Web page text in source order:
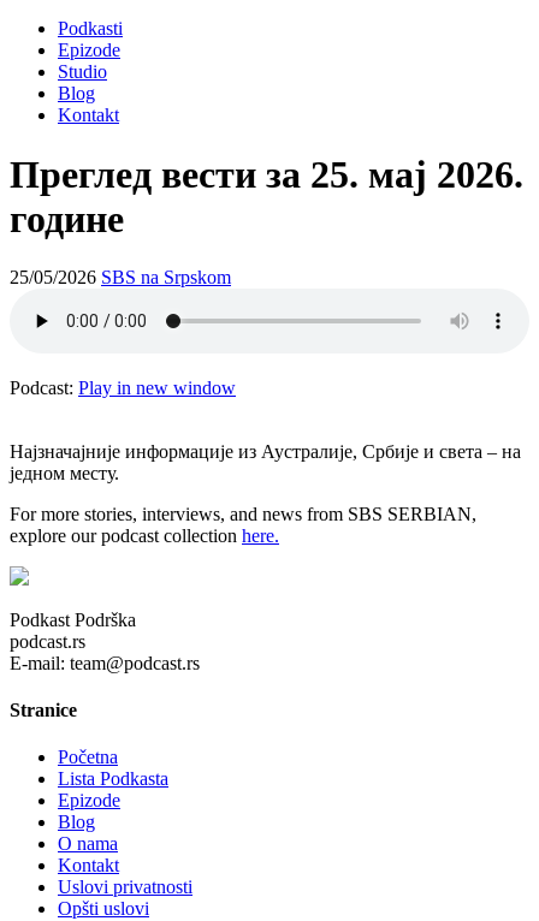
Podkasti
Epizode
Studio
Blog
Kontakt
Преглед вести за 25. мај 2026.
године
25/05/2026 SBS na Srpskom
Podcast: Play in new window
Најзначајније информације из Аустралије, Србије и света – на
једном месту.
For more stories, interviews, and news from SBS SERBIAN,
explore our podcast collection here.
Podkast Podrška
podcast.rs
E-mail: team@podcast.rs
Stranice
Početna
Lista Podkasta
Epizode
Blog
O nama
Kontakt
Uslovi privatnosti
Opšti uslovi